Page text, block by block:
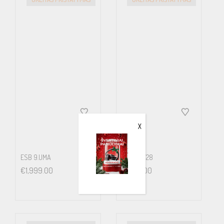
ESB 9.UMA
€1,999.00
ESB 9.1 T28
€1,249.00
X